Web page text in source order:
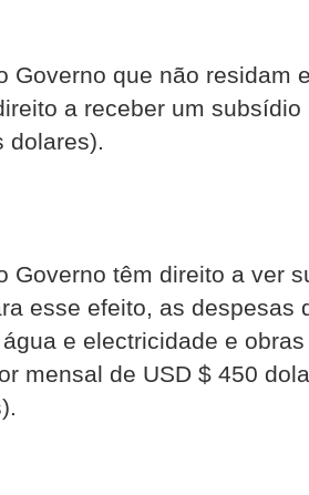
Governo que não residam
a receber um
dolares).
Governo têm direito a ver
esse efeito, as despesas
e electricidade e
mensal de USD $ 450